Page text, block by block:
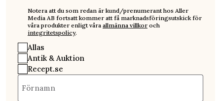
Notera att du som redan är kund/prenumerant hos Aller
Media AB fortsatt kommer att få marknadsföringsutskick för
våra produkter enligt våra allmänna villkor och
integritetspolicy.
Allas
Antik & Auktion
Recept.se
Förnamn